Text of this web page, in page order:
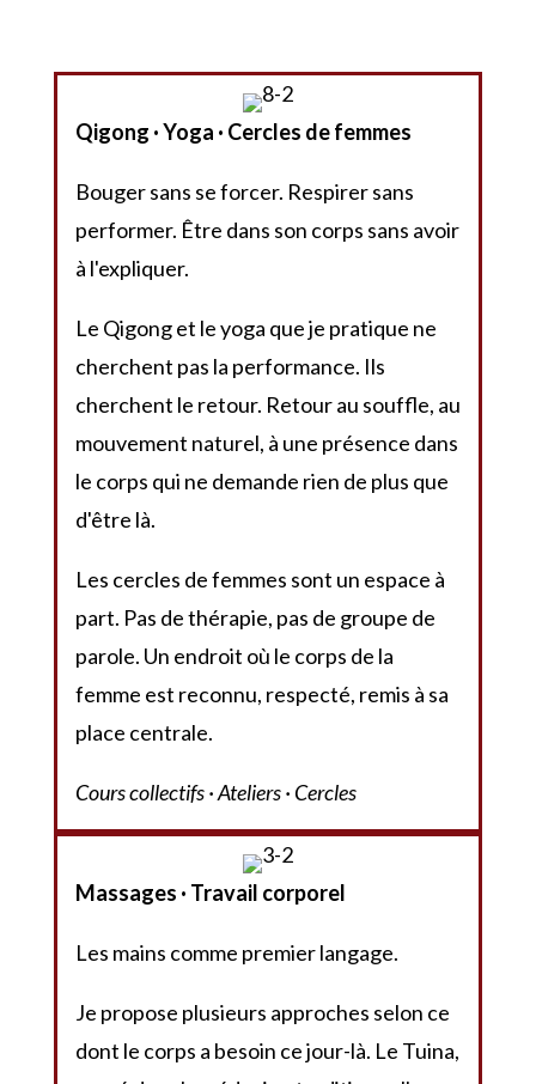
Qigong · Yoga · Cercles de femmes
Bouger sans se forcer. Respirer sans
performer. Être dans son corps sans avoir
à l'expliquer.
Le Qigong et le yoga que je pratique ne
cherchent pas la performance. Ils
cherchent le retour. Retour au souffle, au
mouvement naturel, à une présence dans
le corps qui ne demande rien de plus que
d'être là.
Les cercles de femmes sont un espace à
part. Pas de thérapie, pas de groupe de
parole. Un endroit où le corps de la
femme est reconnu, respecté, remis à sa
place centrale.
Cours collectifs · Ateliers · Cercles
Massages · Travail corporel
Les mains comme premier langage.
Je propose plusieurs approches selon ce
dont le corps a besoin ce jour-là. Le Tuina,